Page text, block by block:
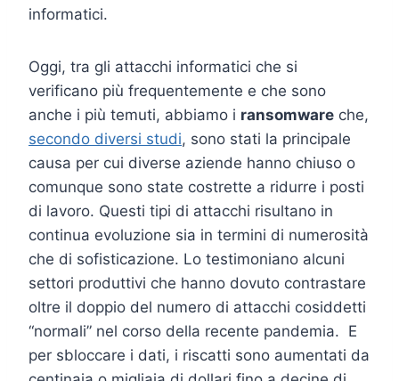
informatici.
Oggi, tra gli attacchi informatici che si
verificano più frequentemente e che sono
anche i più temuti, abbiamo i ransomware che,
secondo diversi studi, sono stati la principale
causa per cui diverse aziende hanno chiuso o
comunque sono state costrette a ridurre i posti
di lavoro. Questi tipi di attacchi risultano in
continua evoluzione sia in termini di numerosità
che di sofisticazione. Lo testimoniano alcuni
settori produttivi che hanno dovuto contrastare
oltre il doppio del numero di attacchi cosiddetti
“normali” nel corso della recente pandemia. E
per sbloccare i dati, i riscatti sono aumentati da